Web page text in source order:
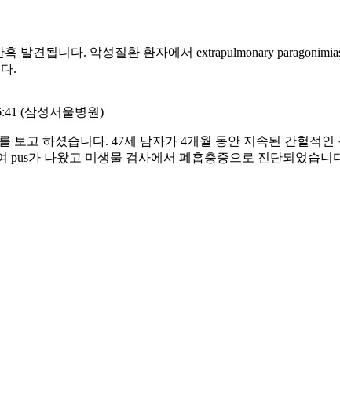
발견됩니다. 악성질환 환자에서 extrapulmonary
.
(삼성서울병원)
보고 하셨습니다. 47세 남자가 4개월 동안 지속된 간헐적
pus가 나왔고 미생물 검사에서 폐흡충증으로 진단되었습